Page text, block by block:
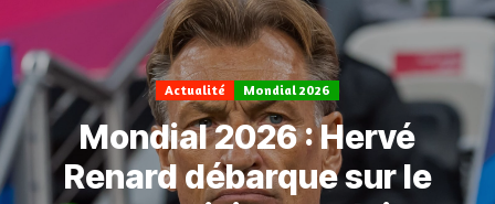
Actualité Mondial 2026
Mondial 2026 : Hervé
Renard débarque sur le